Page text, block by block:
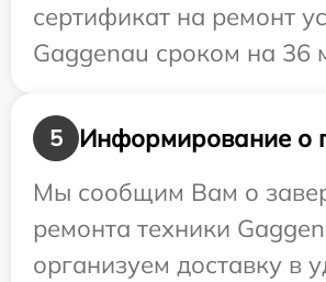
сертификат на ремонт
Gaggenau сроком на 36
5
Информирование о
Мы сообщим Вам о
ремонта техники
организуем доставку в